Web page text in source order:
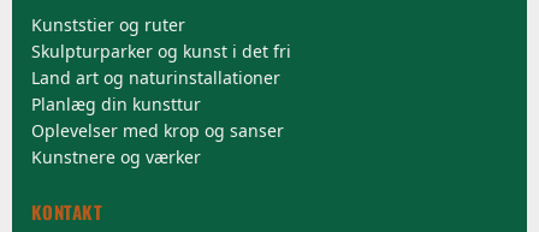
Kunststier og ruter
Skulpturparker og kunst i det fri
Land art og naturinstallationer
Planlæg din kunsttur
Oplevelser med krop og sanser
Kunstnere og værker
KONTAKT